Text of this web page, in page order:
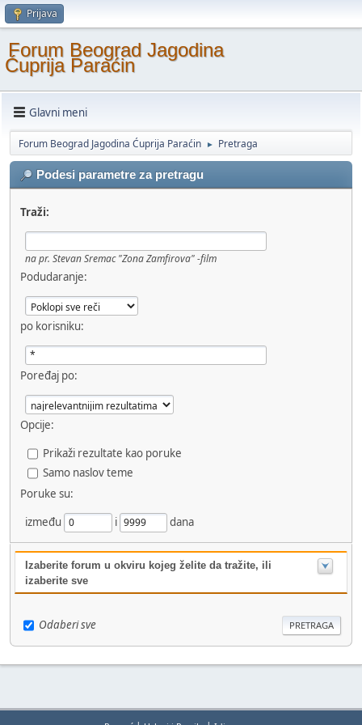
Prijava
Forum Beograd Jagodina
Ćuprija Paraćin
Glavni meni
Forum Beograd Jagodina Ćuprija Paraćin ► Pretraga
Podesi parametre za pretragu
Traži:
na pr. Stevan Sremac "Zona Zamfirova" -film
Podudaranje:
po korisniku:
Poređaj po:
Opcije:
Prikaži rezultate kao poruke
Samo naslov teme
Poruke su:
između
i dana
Izaberite forum u okviru kojeg želite da tražite, ili
izaberite sve
Odaberi sve